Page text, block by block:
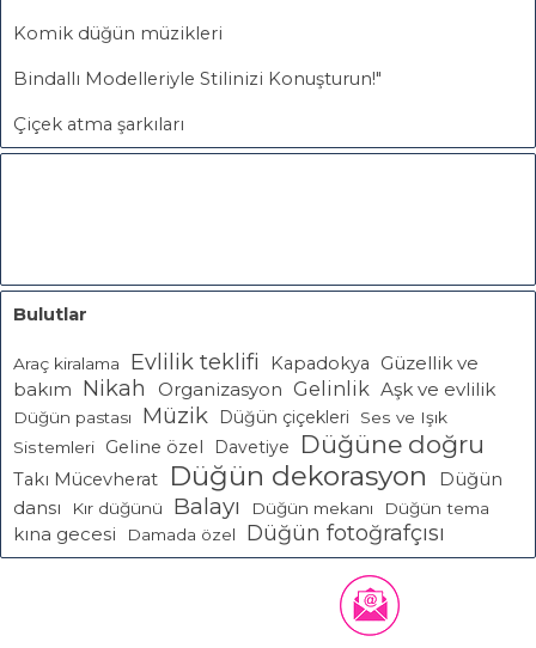
Komik düğün müzikleri
Bindallı Modelleriyle Stilinizi Konuşturun!"
Çiçek atma şarkıları
Bulutlar
Araç kiralama Evlilik teklifi Kapadokya
Güzellik ve
bakım Nikah Organizasyon Gelinlik Aşk ve evlilik
Düğün pastası Müzik Düğün çiçekleri
Ses ve Işık
Sistemleri
Geline özel Davetiye Düğüne doğru
Takı Mücevherat Düğün dekorasyon
Düğün
dansı
Kır düğünü Balayı Düğün mekanı Düğün tema
kına gecesi Damada özel Düğün fotoğrafçısı